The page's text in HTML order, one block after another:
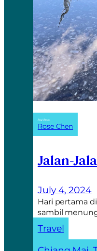
Author:
Rose Chen
Jalan-
July 4, 2024
Hari pertama
sambil
Travel